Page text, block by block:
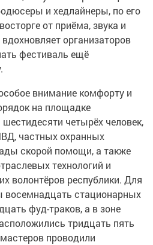
и хедлайнеры, по его
от приёма, звука и
организаторов
фестиваль ещё
внимание комфорту и
на площадке
четырёх человек,
частных охранных
скорой помощи, а также
технологий и
волонтёров республики. Для
восемнадцать стационарных
фуд-траков, а в зоне
тридцать пять
проводили